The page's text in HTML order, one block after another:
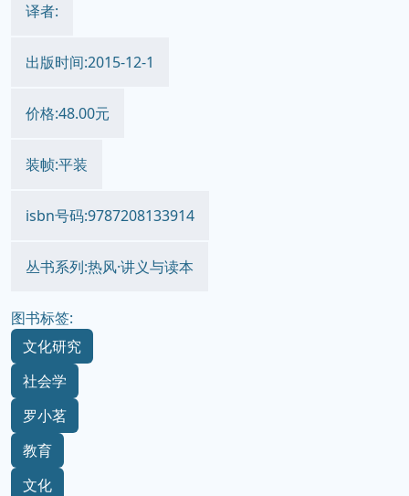
译者:
出版时间:2015-12-1
价格:48.00元
装帧:平装
isbn号码:9787208133914
丛书系列:热风·讲义与读本
图书标签:
文化研究
社会学
罗小茗
教育
文化